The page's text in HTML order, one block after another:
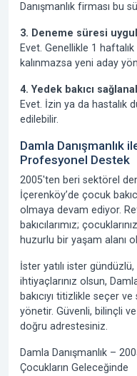
Danışmanlık firması bu
3. Deneme süresi
Evet. Genellikle 1
kalınmazsa yeni aday
4. Yedek bakıcı
Evet. İzin ya da hastalık
edilebilir.
Damla Danışmanlık
Profesyonel Destek
2005'ten beri sektörel
İçerenköy’de çocuk
olmaya devam ediyor.
bakıcılarımız;
huzurlu bir yaşam alanı
İster yatılı ister
ihtiyaçlarınız olsun,
bakıcıyı titizlikle seçer
yönetir. Güvenli, bilinçli
doğru adrestesiniz.
Damla Danışmanlık –
Çocukların Geleceğinde